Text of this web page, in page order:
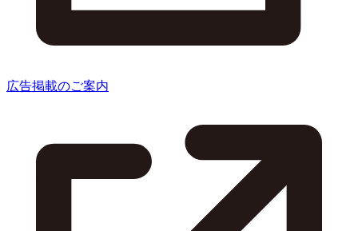
広告掲載のご案内